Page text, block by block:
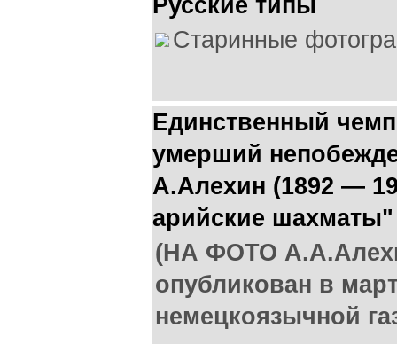
Русские типы
Старинные
Единственный
умерший
А.Алехин (1892 —
арийские шахматы"
(НА ФОТО
опубликован в
немецкоязычной